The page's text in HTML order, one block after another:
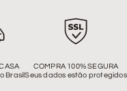
Brasil
COMPRA 100% SEGURA
Seus dados estão protegidos